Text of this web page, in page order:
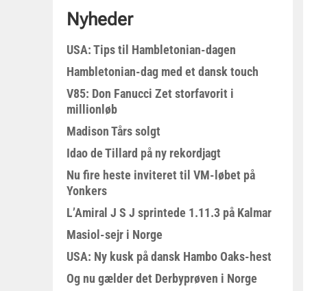
Nyheder
USA: Tips til Hambletonian-dagen
Hambletonian-dag med et dansk touch
V85: Don Fanucci Zet storfavorit i
millionløb
Madison Tårs solgt
Idao de Tillard på ny rekordjagt
Nu fire heste inviteret til VM-løbet på
Yonkers
L’Amiral J S J sprintede 1.11.3 på Kalmar
Masiol-sejr i Norge
USA: Ny kusk på dansk Hambo Oaks-hest
Og nu gælder det Derbyprøven i Norge